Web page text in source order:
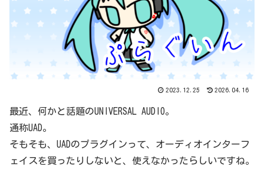
2023.12.25 2026.04.16
最近、何かと話題のUNIVERSAL AUDIO。
通称UAD。
そもそも、UADのプラグインって、オーディオインターフ
ェイスを買ったりしないと、使えなかったらしいですね。